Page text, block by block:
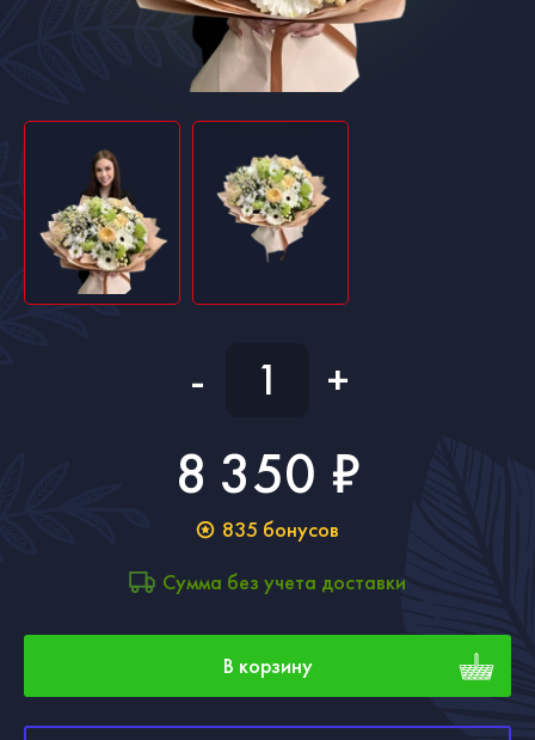
- +
8 350 ₽
835 бонусов
Сумма без учета доставки
В корзину